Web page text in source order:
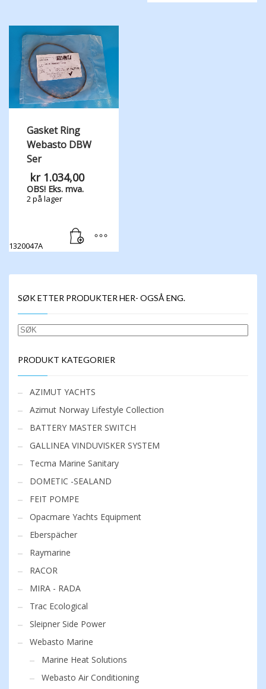
Gasket Ring
Webasto DBW
Ser
kr1.034,00
OBS! Eks. mva.
2 på lager
1320047A
SØK ETTER PRODUKTER HER- OGSÅ ENG.
SØK
PRODUKT KATEGORIER
AZIMUT YACHTS
Azimut Norway Lifestyle Collection
BATTERY MASTER SWITCH
GALLINEA VINDUVISKER SYSTEM
Tecma Marine Sanitary
DOMETIC -SEALAND
FEIT POMPE
Opacmare Yachts Equipment
Eberspächer
Raymarine
RACOR
MIRA - RADA
Trac Ecological
Sleipner Side Power
Webasto Marine
Marine Heat Solutions
Webasto Air Conditioning